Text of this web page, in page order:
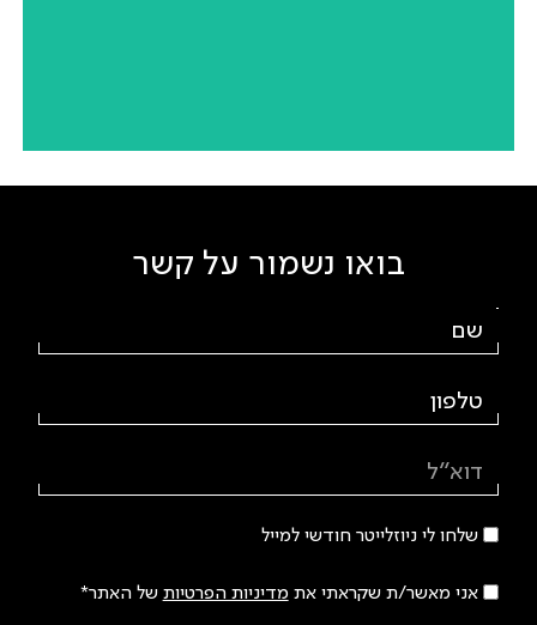
Wellness center
גלילות | יזם פרטי | מרכז Wellness
בואו נשמור על קשר
שלחו לי ניוזלייטר חודשי למייל
אני מאשר/ת שקראתי את מדיניות הפרטיות של האתר*